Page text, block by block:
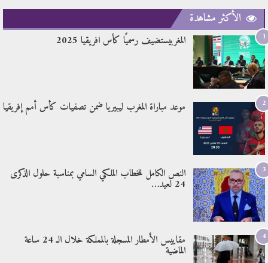
الأكثر مشاهدة
1 المغربيستضيف رسميًا كأس افريقيا 2025
2 موعد مباراة المغرب ليبيريا ضمن تصفيات كأس أمم إفريقيا
3 النص الكامل للخطاب الملكي السامي بمناسبة حلول الذكرى
24 لعيد…
4 مقاييس الأمطار المسجلة بالمملكة خلال الـ 24 ساعة
الماضية